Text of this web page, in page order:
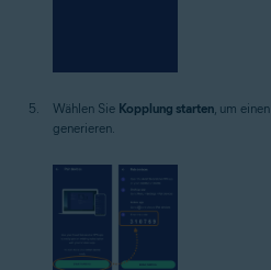
Wählen Sie Kopplung starten, um einen
generieren.